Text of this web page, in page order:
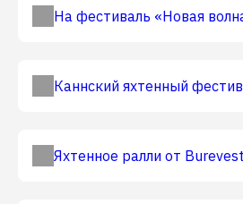
На фестиваль «Новая
Каннский яхтенный
Яхтенное ралли от